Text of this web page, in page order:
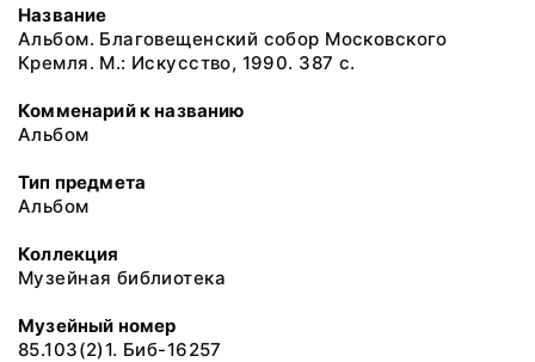
Название
Альбом. Благовещенский собор Московского
Кремля. М.: Искусство, 1990. 387 с.
Комменарий к названию
Альбом
Тип предмета
Альбом
Коллекция
Музейная библиотека
Музейный номер
85.103(2)1. Биб-16257